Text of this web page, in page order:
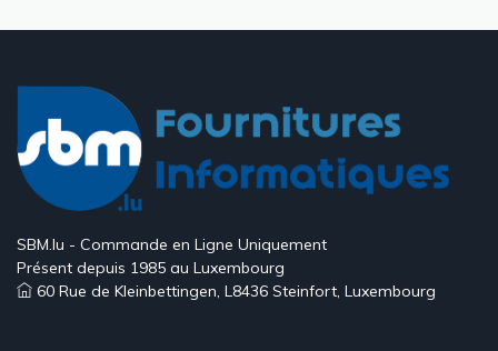
SBM.lu - Commande en Ligne Uniquement
Présent depuis 1985 au Luxembourg
60 Rue de Kleinbettingen, L8436 Steinfort, Luxembourg